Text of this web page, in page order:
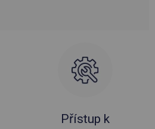
Přístup k